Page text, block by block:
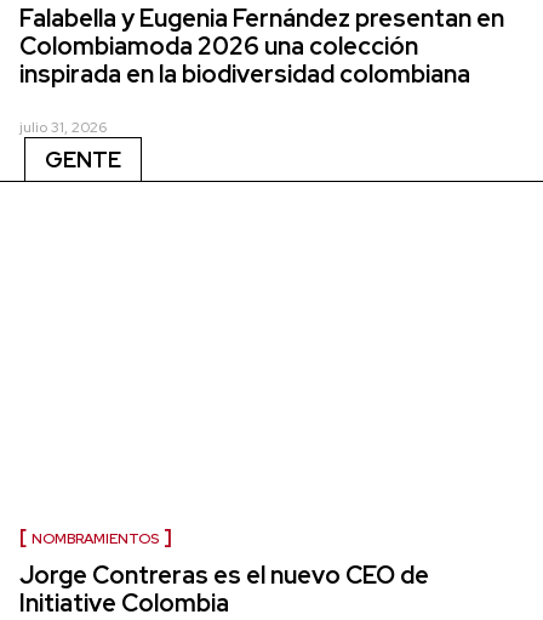
Falabella y Eugenia Fernández presentan en
Colombiamoda 2026 una colección
inspirada en la biodiversidad colombiana
julio 31, 2026
GENTE
NOMBRAMIENTOS
Jorge Contreras es el nuevo CEO de
Initiative Colombia